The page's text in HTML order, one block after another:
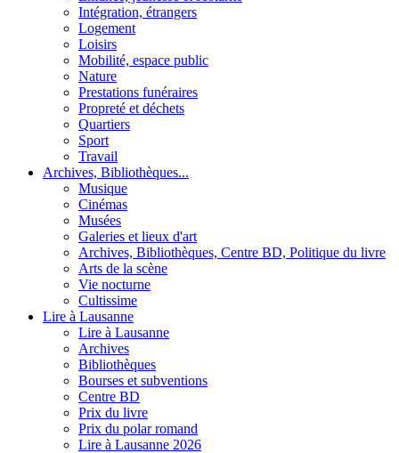
Intégration, étrangers
Logement
Loisirs
Mobilité, espace public
Nature
Prestations funéraires
Propreté et déchets
Quartiers
Sport
Travail
Archives, Bibliothèques...
Musique
Cinémas
Musées
Galeries et lieux d'art
Archives, Bibliothèques, Centre BD, Politique du livre
Arts de la scène
Vie nocturne
Cultissime
Lire à Lausanne
Lire à Lausanne
Archives
Bibliothèques
Bourses et subventions
Centre BD
Prix du livre
Prix du polar romand
Lire à Lausanne 2026